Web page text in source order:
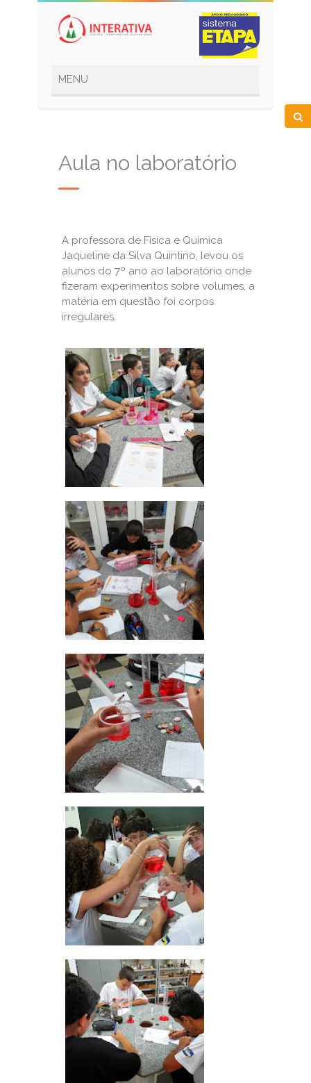
Aula no laboratório
A professora de Física e Química
Jaqueline da Silva Quintino, levou os
alunos do 7º ano ao laboratório onde
fizeram experimentos sobre volumes, a
matéria em questão foi corpos
irregulares.